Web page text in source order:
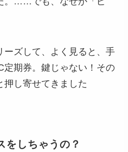
ーズして、よく見ると、手
定期券。鍵じゃない！その
押し寄せてきました
をしちゃうの？